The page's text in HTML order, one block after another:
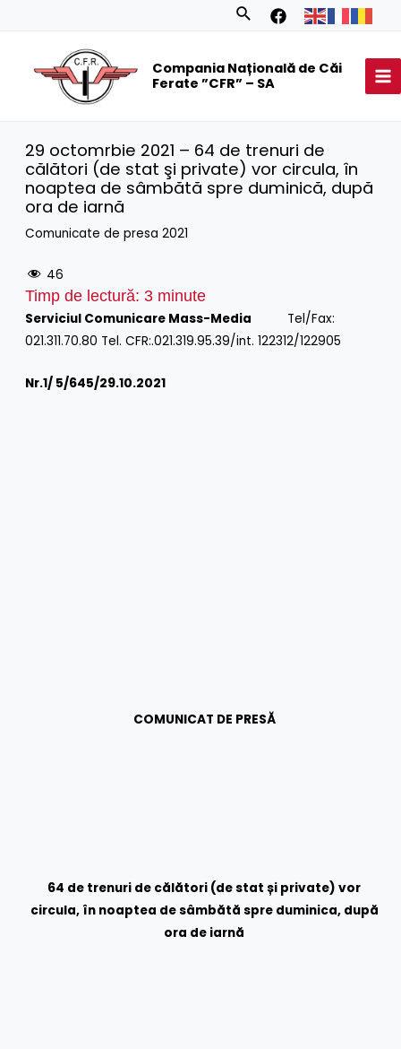
Search
Compania Națională de Căi
Ferate ”CFR” – SA
29 octomrbie 2021 – 64 de trenuri de
călători (de stat şi private) vor circula, în
noaptea de sâmbătă spre duminică, după
ora de iarnă
Comunicate de presa 2021
46
Timp de lectură: 3 minute
Serviciul Comunicare Mass-Media Tel/Fax:
021.311.70.80 Tel.CFR:.021.319.95.39/int.122312/122905
Nr.1/ 5/645/29.10.2021
COMUNICAT DE PRESĂ
64 de trenuri de călători (de stat și private) vor
circula, în noaptea de sâmbătă spre duminica, după
ora de iarnă